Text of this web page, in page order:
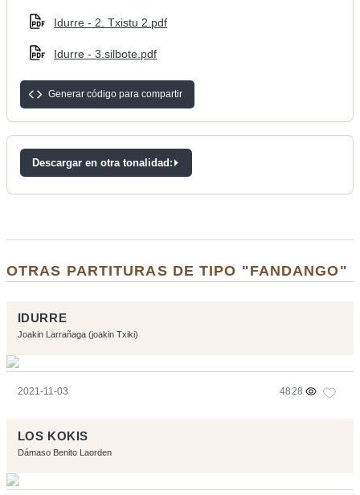
Idurre - 2. Txistu 2.pdf
Idurre - 3.silbote.pdf
Generar código para compartir
Descargar en otra tonalidad:
OTRAS PARTITURAS DE TIPO "FANDANGO"
IDURRE
Joakin Larrañaga (joakin Txiki)
2021-11-03 4828
LOS KOKIS
Dámaso Benito Laorden